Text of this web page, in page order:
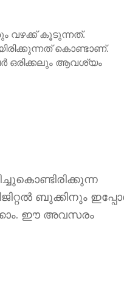
വഴക്ക് കൂടുന്നത്.
കൊണ്ടാണ്.
ഒരിക്കലും ആവശ്യം
ബുക്കിനും
ഈ അവസരം